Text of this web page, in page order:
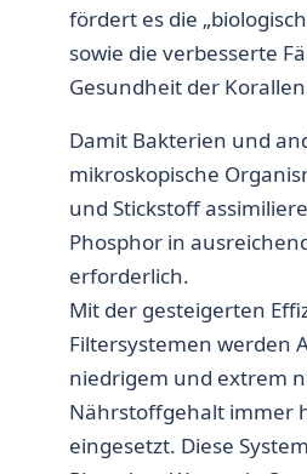
fördert es die
sowie die verbesserte
Gesundheit der
Damit Bakterien und
mikroskopische
und Stickstoff
Phosphor in
erforderlich.
Mit der gesteigerten
Filtersystemen werden
niedrigem und extrem
Nährstoffgehalt immer
eingesetzt. Diese